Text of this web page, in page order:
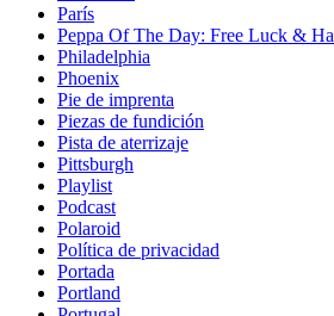
París
Peppa Of The Day: Free Luck &
Philadelphia
Phoenix
Pie de imprenta
Piezas de fundición
Pista de aterrizaje
Pittsburgh
Playlist
Podcast
Polaroid
Política de privacidad
Portada
Portland